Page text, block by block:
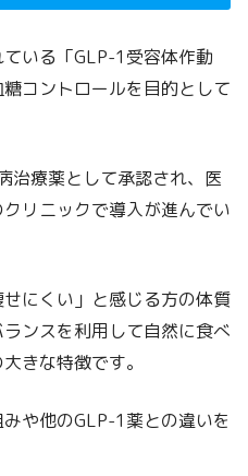
いる「GLP-1受容体作動
コントロールを目的として
治療薬として承認され、医
リニックで導入が進んでい
にくい」と感じる方の体質
ンスを利用して自然に食べ
きな特徴です。
や他のGLP-1薬との違いを